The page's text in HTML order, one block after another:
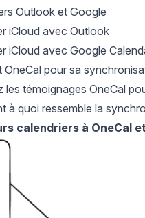
Outlook et Google
iCloud avec Outlook
iCloud avec Google
OneCal pour sa
les témoignages OneCal
à quoi ressemble la
calendriers à OneCal